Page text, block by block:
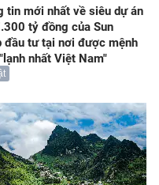
tin mới nhất về siêu dự án
tỷ đồng của Sun
đầu tư tại nơi được mệnh
nhất Việt Nam"